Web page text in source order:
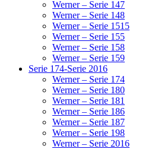
Werner – Serie 147
Werner – Serie 148
Werner – Serie 1515
Werner – Serie 155
Werner – Serie 158
Werner – Serie 159
Serie 174-Serie 2016
Werner – Serie 174
Werner – Serie 180
Werner – Serie 181
Werner – Serie 186
Werner – Serie 187
Werner – Serie 198
Werner – Serie 2016